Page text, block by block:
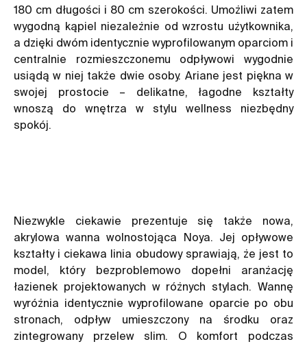
180 cm długości i 80 cm szerokości. Umożliwi zatem
wygodną kąpiel niezależnie od wzrostu użytkownika,
a dzięki dwóm identycznie wyprofilowanym oparciom i
centralnie rozmieszczonemu odpływowi wygodnie
usiądą w niej także dwie osoby. Ariane jest piękna w
swojej prostocie – delikatne, łagodne kształty
wnoszą do wnętrza w stylu wellness niezbędny
spokój.
Niezwykle ciekawie prezentuje się także nowa,
akrylowa wanna wolnostojąca Noya. Jej opływowe
kształty i ciekawa linia obudowy sprawiają, że jest to
model, który bezproblemowo dopełni aranżację
łazienek projektowanych w różnych stylach. Wannę
wyróżnia identycznie wyprofilowane oparcie po obu
stronach, odpływ umieszczony na środku oraz
zintegrowany przelew slim. O komfort podczas